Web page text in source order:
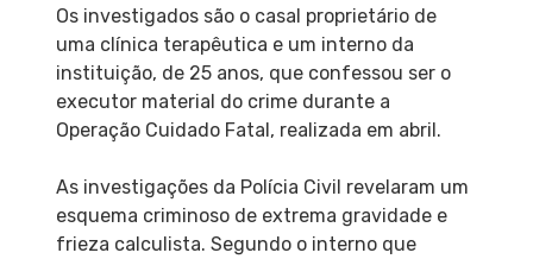
Os investigados são o casal proprietário de
uma clínica terapêutica e um interno da
instituição, de 25 anos, que confessou ser o
executor material do crime durante a
Operação Cuidado Fatal, realizada em abril.
As investigações da Polícia Civil revelaram um
esquema criminoso de extrema gravidade e
frieza calculista. Segundo o interno que